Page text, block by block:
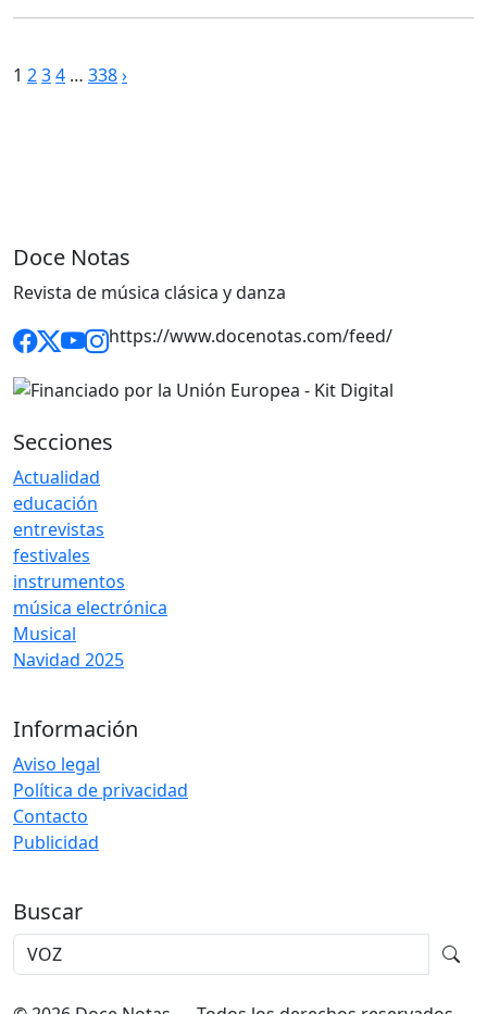
Paginación
1 234 … 338›
Doce Notas
Revista de música clásica y danza
https://www.docenotas.com/feed/
Secciones
Actualidad
educación
entrevistas
festivales
instrumentos
música electrónica
Musical
Navidad 2025
Información
Aviso legal
Política de privacidad
Contacto
Publicidad
Buscar